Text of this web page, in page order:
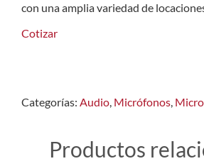
con una amplia variedad de
Cotizar
Categorías: Audio, Micrófonos,
Productos